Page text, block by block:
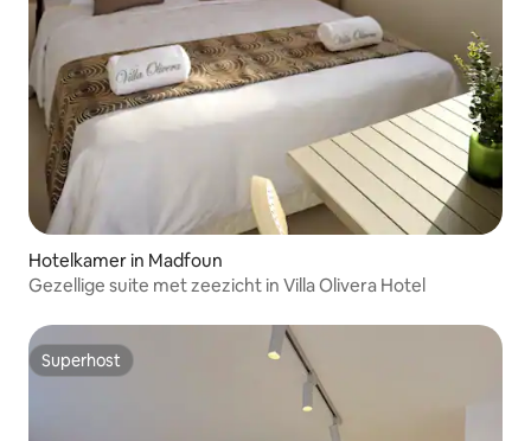
Hotelkamer in Madfoun
Gezellige suite met zeezicht in Villa Olivera Hotel
Superhost
Superhost